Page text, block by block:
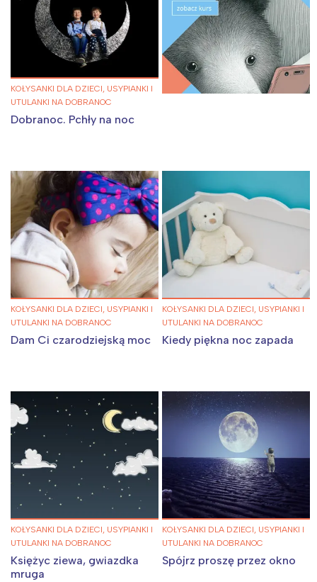
KOŁYSANKI DLA DZIECI, USYPIANKI I
UTULANKI NA DOBRANOC
Dobranoc. Pchły na noc
KOŁYSANKI DLA DZIECI, USYPIANKI I
UTULANKI NA DOBRANOC
Dam Ci czarodziejską moc
KOŁYSANKI DLA DZIECI, USYPIANKI I
UTULANKI NA DOBRANOC
Kiedy piękna noc zapada
KOŁYSANKI DLA DZIECI, USYPIANKI I
UTULANKI NA DOBRANOC
Księżyc ziewa, gwiazdka
mruga
KOŁYSANKI DLA DZIECI, USYPIANKI I
UTULANKI NA DOBRANOC
Spójrz proszę przez okno